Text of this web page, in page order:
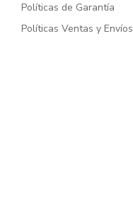
Políticas de Garantía
Políticas Ventas y Envíos